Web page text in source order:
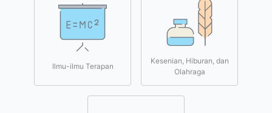
Ilmu-ilmu Terapan
Kesenian, Hiburan, dan
Olahraga